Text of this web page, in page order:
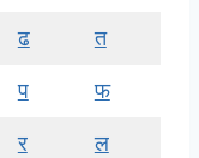
ढ त
प फ
र ल